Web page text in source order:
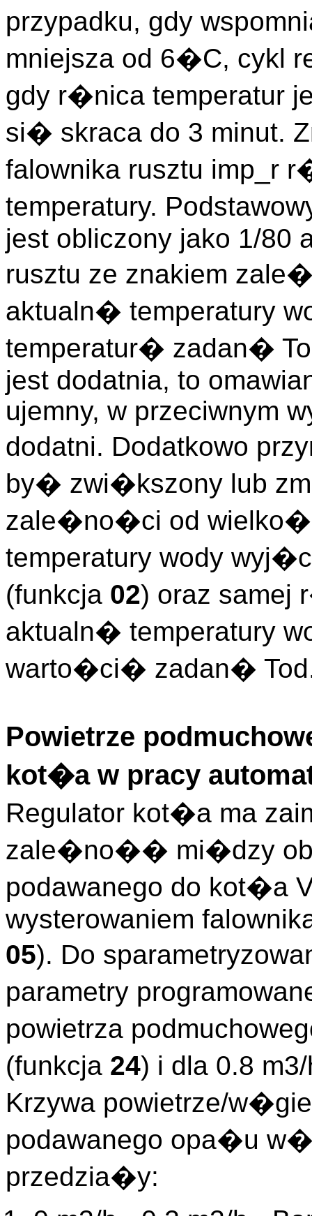
przypadku, gdy
mniejsza od 6�C, cykl
gdy r�nica temperatur
si� skraca do 3 minut.
falownika rusztu imp_r
temperatury.
jest obliczony jako 1/80
rusztu ze znakiem
aktualn� temperatury
temperatur� zadan�
jest dodatnia, to
ujemny, w przeciwnym
dodatni. Dodatkowo
by� zwi�kszony lub
zale�no�ci od
temperatury wody
(funkcja 02) oraz samej
aktualn� temperatury
warto�ci� zadan�
Powietrze
kot�a w pracy
Regulator kot�a ma
zale�no�� mi�dzy
podawanego do kot�a
wysterowaniem
05). Do
parametry
powietrza
(funkcja 24) i dla 0.8
Krzywa powietrze/
podawanego opa�u
przedzia�y: